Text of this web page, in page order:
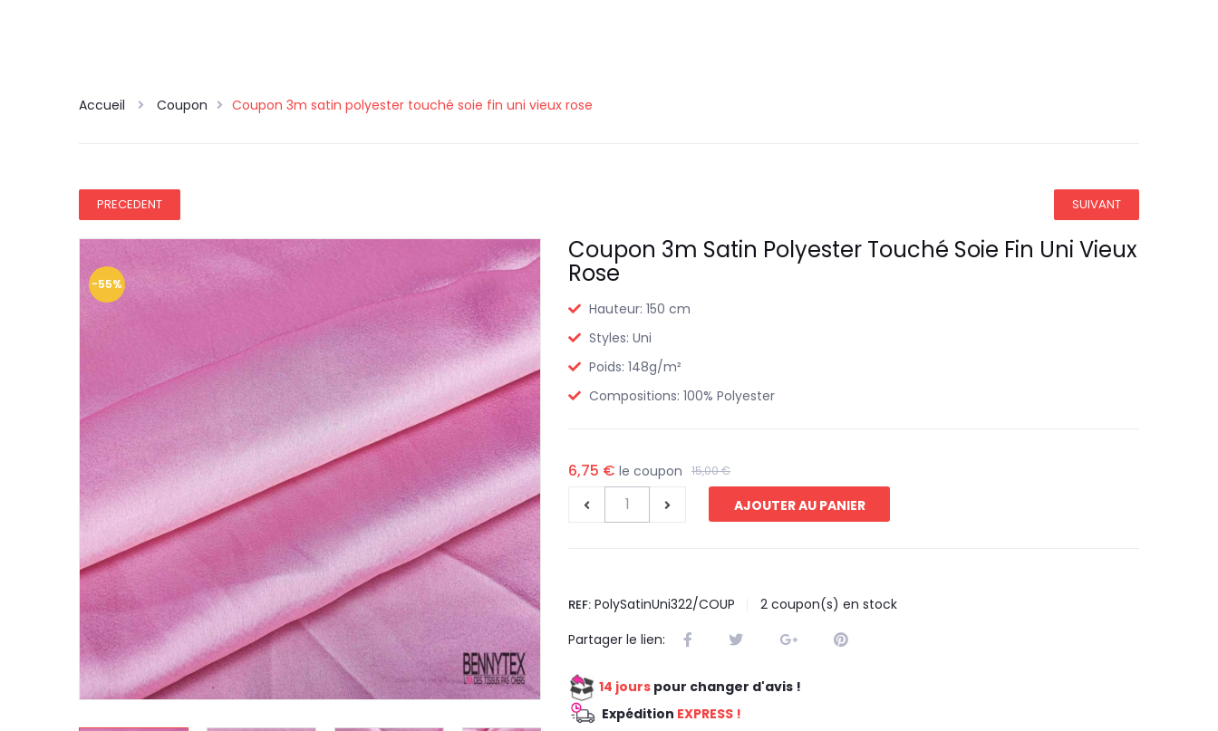
Accueil Coupon Coupon 3m satin polyester touché soie fin uni vieux rose
PRECEDENT SUIVANT
-55%
Coupon 3m Satin Polyester Touché Soie Fin Uni Vieux
Rose
Hauteur: 150 cm
Styles: Uni
Poids: 148g/m²
Compositions: 100% Polyester
6,75 € le coupon 15,00 €
AJOUTER AU PANIER
REF: PolySatinUni322/COUP 2 coupon(s) en stock
Partager le lien:
14 jours pour changer d'avis !
Expédition EXPRESS !